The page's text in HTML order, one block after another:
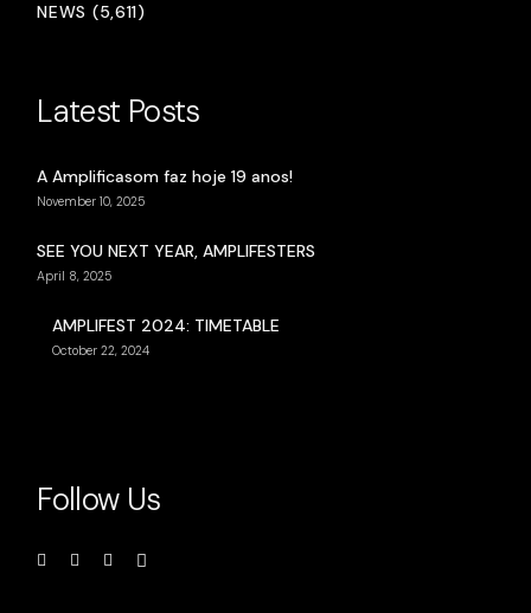
NEWS (5,611)
Latest Posts
A Amplificasom faz hoje 19 anos!
November 10, 2025
SEE YOU NEXT YEAR, AMPLIFESTERS
April 8, 2025
AMPLIFEST 2024: TIMETABLE
October 22, 2024
Follow Us